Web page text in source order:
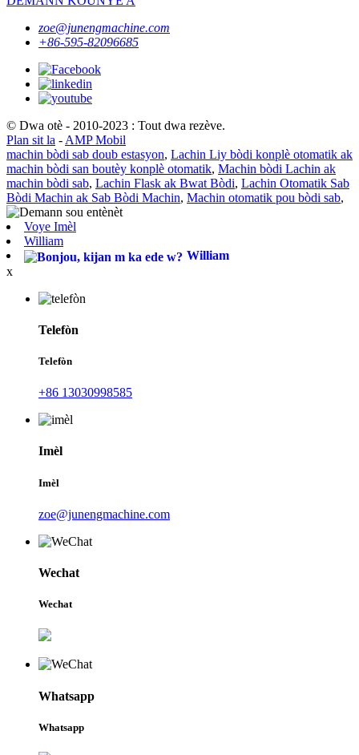
zoe@junengmachine.com
+86-595-82096685
© Dwa otè - 2010-2023 : Tout dwa rezève.
Plan sit la - AMP Mobil
machin bòdi sab doub estasyon, Lachin Liy bòdi konplè otomatik ak
machin bòdi san boutèy konplè otomatik, Machin bòdi Lachin ak
machin bòdi sab, Lachin Flask ak Bwat Bòdi, Lachin Otomatik Sab
Bòdi Machin ak Sab Bòdi Machin, Machin otomatik pou bòdi sab,
Voye Imèl
William
William
x
Telefòn
Telefòn
+86 13030998585
Imèl
Imèl
zoe@junengmachine.com
Wechat
Wechat
Whatsapp
Whatsapp